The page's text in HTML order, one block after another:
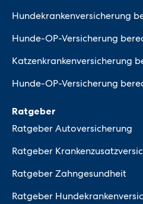
Hundekrankenversicherung
Hunde-OP-Versicherung
Katzenkrankenversicherung
Hunde-OP-Versicherung
Ratgeber
Ratgeber Autoversicherung
Ratgeber
Ratgeber Zahngesundheit
Ratgeber